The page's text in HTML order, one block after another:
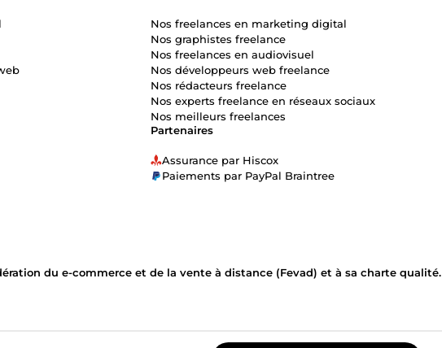
Partenaires
Assurance par Hiscox
Paiements par PayPal Braintree
Nos freelances en marketing digital
Nos graphistes freelance
Nos freelances en audiovisuel
Nos développeurs web freelance
Nos rédacteurs freelance
Nos experts freelance en réseaux sociaux
Nos meilleurs freelances
du e-commerce et de la vente à distance (Fevad) et à sa charte qualité.